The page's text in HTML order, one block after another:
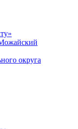
округа